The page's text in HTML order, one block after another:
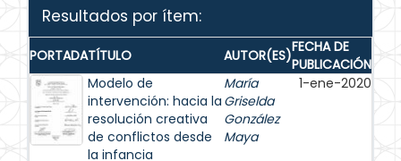
Resultados por ítem:
PORTADATÍTULO AUTOR(ES)FECHA DE
PUBLICACIÓN
Modelo de
intervención: hacia la
resolución creativa
de conflictos desde
la infancia
María
Griselda
González
Maya
1-ene-2020